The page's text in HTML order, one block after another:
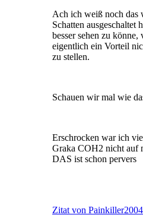
Ach ich weiß noch das
Schatten ausgeschaltet
besser sehen zu könne,
eigentlich ein Vorteil
zu stellen.
Schauen wir mal wie
Erschrocken war ich
Graka COH2 nicht auf
DAS ist schon pervers
Zitat von Painkiller2004